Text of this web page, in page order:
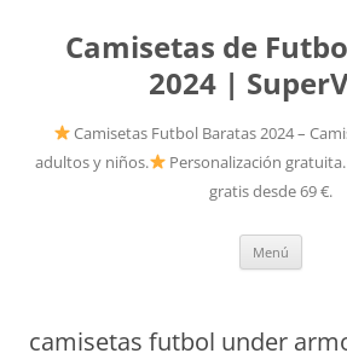
Camisetas de
2024 |
Camisetas Futbol Baratas 2024 –
adultos y niños.
Personalización
gratis desde 69 €.
Menú
camisetas futbol under